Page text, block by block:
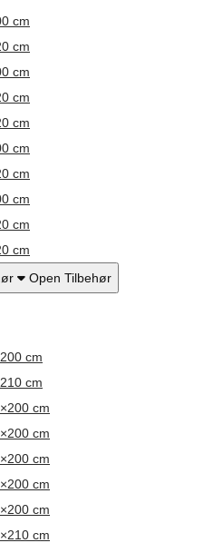
cm
cm
cm
cm
cm
cm
cm
cm
cm
cm
Open Tilbehør
cm
cm
cm
cm
cm
cm
cm
cm